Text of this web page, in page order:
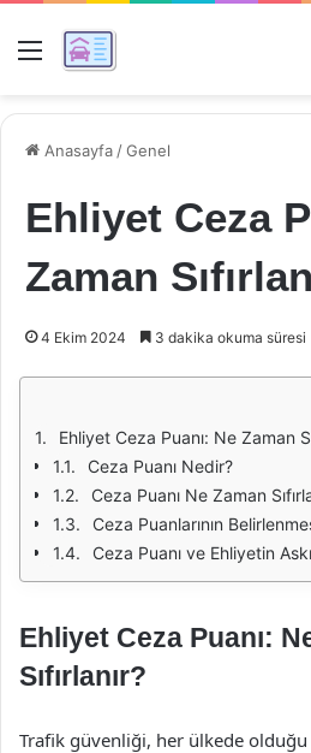
Menü
Anasayfa /Genel
Ehliyet Ceza
Zaman
4 Ekim 2024 3 dakika okuma süresi
Ehliyet Ceza Puanı: Ne Zaman
Ceza Puanı Nedir?
Ceza Puanı Ne Zaman
Ceza Puanlarının
Ceza Puanı ve Ehliyetin
Ehliyet Ceza Puanı:
Sıfırlanır?
Trafik güvenliği, her ülkede olduğu